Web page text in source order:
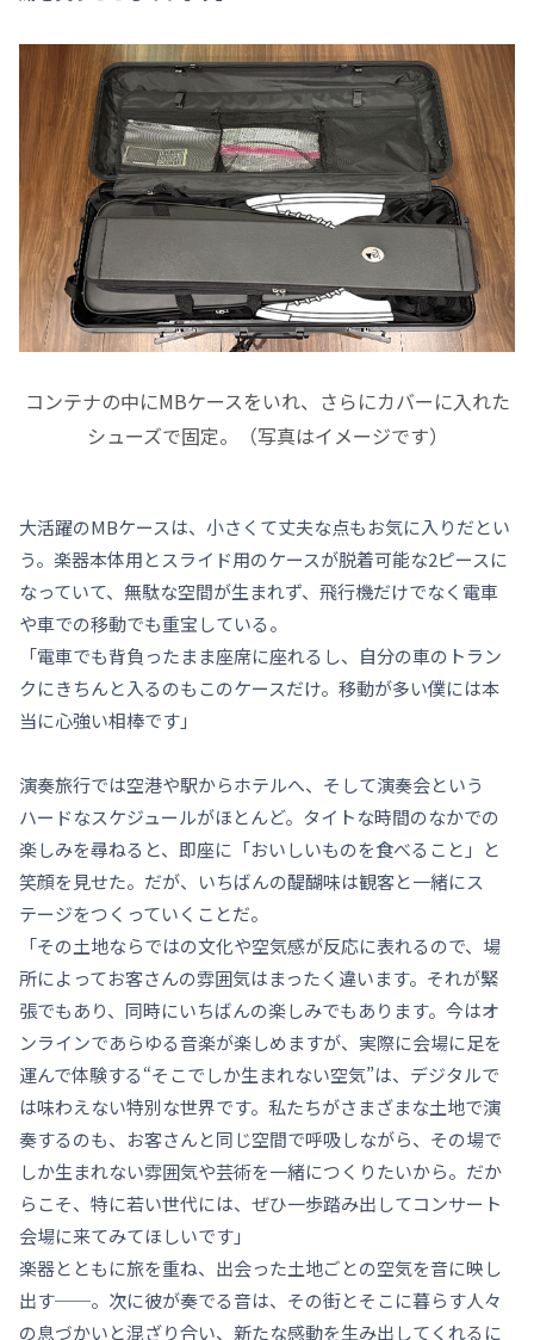
コンテナの中にMBケースをいれ、さらにカバーに入れた
シューズで固定。（写真はイメージです）
大活躍のMBケースは、小さくて丈夫な点もお気に入りだとい
う。楽器本体用とスライド用のケースが脱着可能な2ピースに
なっていて、無駄な空間が生まれず、飛行機だけでなく電車
や車での移動でも重宝している。
「電車でも背負ったまま座席に座れるし、自分の車のトラン
クにきちんと入るのもこのケースだけ。移動が多い僕には本
当に心強い相棒です」
演奏旅行では空港や駅からホテルへ、そして演奏会という
ハードなスケジュールがほとんど。タイトな時間のなかでの
楽しみを尋ねると、即座に「おいしいものを食べること」と
笑顔を見せた。だが、いちばんの醍醐味は観客と一緒にス
テージをつくっていくことだ。
「その土地ならではの文化や空気感が反応に表れるので、場
所によってお客さんの雰囲気はまったく違います。それが緊
張でもあり、同時にいちばんの楽しみでもあります。今はオ
ンラインであらゆる音楽が楽しめますが、実際に会場に足を
運んで体験する“そこでしか生まれない空気”は、デジタルで
は味わえない特別な世界です。私たちがさまざまな土地で演
奏するのも、お客さんと同じ空間で呼吸しながら、その場で
しか生まれない雰囲気や芸術を一緒につくりたいから。だか
らこそ、特に若い世代には、ぜひ一歩踏み出してコンサート
会場に来てみてほしいです」
楽器とともに旅を重ね、出会った土地ごとの空気を音に映し
出す──。次に彼が奏でる音は、その街とそこに暮らす人々
の息づかいと混ざり合い、新たな感動を生み出してくれるに